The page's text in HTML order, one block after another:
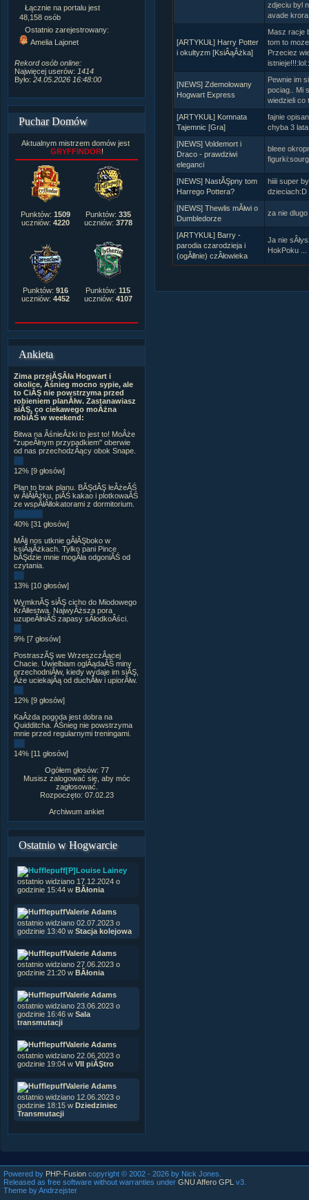
Łącznie na portalu jest
48,158 osób
Ostatnio zarejestrowany:
Amelia Lajonet
Rekord osób online:
Najwięcej userów: 1414
Było: 24.05.2026 16:48:00
Rozdanych pochwał: 3,327
Wlepionych ostrzeżeń:4,170
Puchar Domów
Aktualnym mistrzem domów jest
GRYFFINDOR!
Punktów: 1509
uczniów: 4220
Punktów: 335
uczniów: 3778
Punktów: 916
uczniów: 4452
Punktów: 115
uczniów: 4107
Ankieta
Zima przejĂŞÂła Hogwart i
okolice, Âśnieg mocno sypie, ale
to CiĂŞ nie powstrzyma przed
robieniem planĂłw. Zastanawiasz
siĂŞ, co ciekawego moÂżna
robiĂŚ w weekend:
Bitwa na ÂśnieÂżki to jest to! MoÂże
"zupeÂłnym przypadkiem" oberwie
od nas przechodzÂący obok Snape.
12% [9 głosów]
Plan to brak planu. BĂŞdĂŞ leÂżeĂŚ
w ÂłĂłÂżku, piĂŚ kakao i plotkowaĂŚ
ze wspĂłÂłlokatorami z dormitorium.
40% [31 głosów]
MĂłj nos utknie gÂłĂŞboko w
ksiÂąÂżkach. Tylko pani Pince
bĂŞdzie mnie mogÂła odgoniĂŚ od
czytania.
13% [10 głosów]
WymknĂŞ siĂŞ cicho do Miodowego
KrĂłlestwa. NajwyÂższa pora
uzupeÂłniĂŚ zapasy sÂłodkoÂści.
9% [7 głosów]
PostraszĂŞ we WrzeszczÂącej
Chacie. Uwielbiam oglÂądaĂŚ miny
przechodniĂłw, kiedy wydaje im siĂŞ,
Âże uciekajÂą od duchĂłw i upiorĂłw.
12% [9 głosów]
KaÂżda pogoda jest dobra na
Quidditcha. ÂŚnieg nie powstrzyma
mnie przed regularnymi treningami.
14% [11 głosów]
Ogółem głosów: 77
Musisz zalogować się, aby móc
zagłosować.
Rozpoczęto: 07.02.23
Archiwum ankiet
Ostatnio w Hogwarcie
[P]Louise Lainey
ostatnio widziano 17.12.2024 o
godzinie 15:44 w BÂłonia
Valerie Adams
ostatnio widziano 02.07.2023 o
godzinie 13:40 w Stacja kolejowa
Valerie Adams
ostatnio widziano 27.06.2023 o
godzinie 21:20 w BÂłonia
Valerie Adams
ostatnio widziano 23.06.2023 o
godzinie 16:46 w Sala
transmutacji
Valerie Adams
ostatnio widziano 22.06.2023 o
godzinie 19:04 w VII piĂŞtro
Valerie Adams
ostatnio widziano 12.06.2023 o
godzinie 18:15 w Dziedziniec
Transmutacji
zdjeciu byl
avade
[ARTYKUŁ] Harry Potter
i okultyzm [KsiÂąÂżka]
Masz racje
tom to
Przeciez
[NEWS] Zdemolowany
Hogwart Express
Pewnie im
pociag.. Mi
wiedzieli co
[ARTYKUŁ] Komnata
Tajemnic [Gra]
fajnie
chyba 3
[NEWS] Voldemort i
Draco - prawdziwi
eleganci
bleee
[NEWS] NastĂŞpny tom
Harrego Pottera?
hiiii super
dzieciach:D
[NEWS] Thewlis mĂłwi o
Dumbledorze
za nie
[ARTYKUŁ] Barry -
parodia czarodzieja i
(ogĂłlnie) czÂłowieka
Ja nie
HokPoku ...
Powered by PHP-Fusion copyright © 2002 - 2026 by Nick Jones.
Released as free software without warranties under GNU Affero GPL
v3.
Theme by Andrzejster